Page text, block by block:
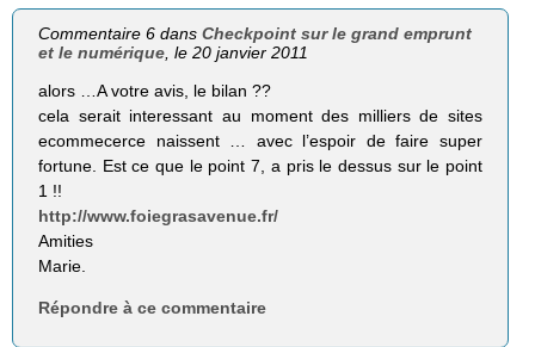
Commentaire 6 dansCheckpoint sur le grand emprunt
et le numérique , le 20 janvier 2011
alors …A votre avis, le bilan ??
cela serait interessant au moment des milliers de sites
ecommecerce naissent … avec l’espoir de faire super
fortune. Est ce que le point 7, a pris le dessus sur le point
1 !!
http://www.foiegrasavenue.fr/
Amities
Marie.
Répondre à ce commentaire